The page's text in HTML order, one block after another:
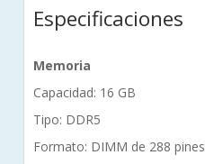
Especificaciones
Memoria
Capacidad: 16 GB
Tipo: DDR5
Formato: DIMM de 288 pines